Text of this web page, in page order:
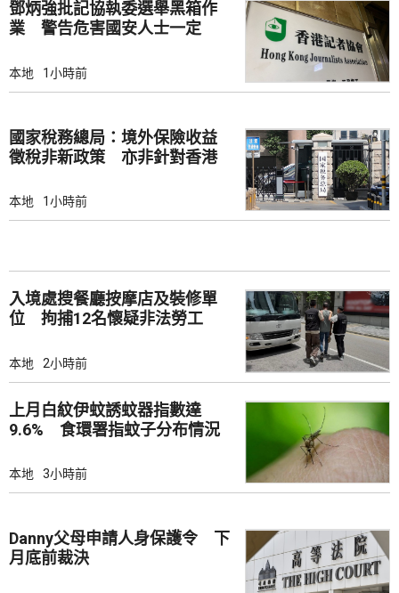
鄧炳強批記協執委選舉黑箱作
業 警告危害國安人士一定
本地 1小時前
國家稅務總局：境外保險收益
徵稅非新政策 亦非針對香港
本地 1小時前
入境處搜餐廳按摩店及裝修單
位 拘捕12名懷疑非法勞工
本地 2小時前
上月白紋伊蚊誘蚊器指數達
9.6% 食環署指蚊子分布情況
本地 3小時前
Danny父母申請人身保護令 下
月底前裁決